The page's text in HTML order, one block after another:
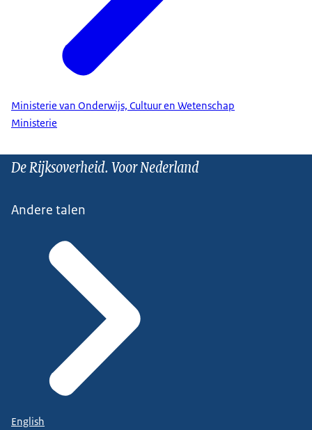
Ministerie van Onderwijs, Cultuur en Wetenschap
Ministerie
De Rijksoverheid. Voor Nederland
Andere talen
English